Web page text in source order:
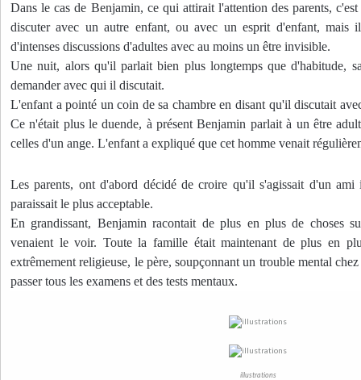
Dans le cas de Benjamin, ce qui attirait l'attention des parents,
discuter avec un autre enfant, ou avec un esprit d'enfant, mais
d'intenses discussions d'adultes avec au moins un être invisible.
Une nuit, alors qu'il parlait bien plus longtemps que d'habitude,
demander avec qui il discutait.
L'enfant a pointé un coin de sa chambre en disant qu'il discutait
Ce n'était plus le duende, à présent Benjamin parlait à un être
celles d'un ange. L'enfant a expliqué que cet homme venait
Les parents, ont d'abord décidé de croire qu'il s'agissait d'un
paraissait le plus acceptable.
En grandissant, Benjamin racontait de plus en plus de choses
venaient le voir. Toute la famille était maintenant de plus en
extrêmement religieuse, le père, soupçonnant un trouble mental
passer tous les examens et des tests mentaux.
illustrations